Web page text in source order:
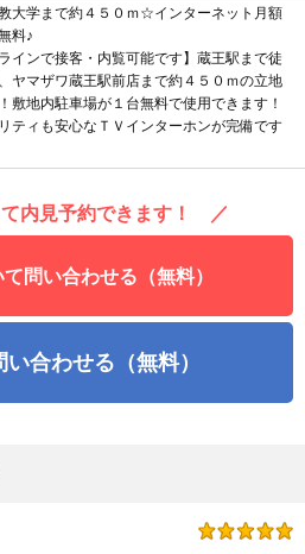
大学まで約４５０ｍ☆インターネット月額
料♪
ラインで接客・内覧可能です】蔵王駅まで徒
ヤマザワ蔵王駅前店まで約４５０ｍの立地
敷地内駐車場が１台無料で使用できます！
ティも安心なＴＶインターホンが完備です
内見予約できます！ ／
問い合わせる（無料）
合わせる（無料）